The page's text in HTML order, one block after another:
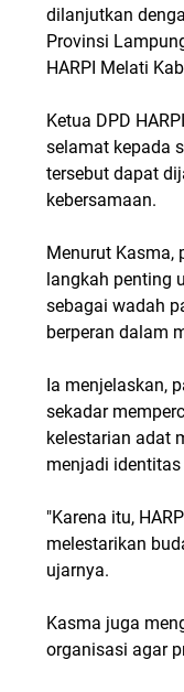
dilanjutkan
Provinsi
HARPI Melati
Ketua DPD
selamat kepada
tersebut dapat
kebersamaan.
Menurut Kasma,
langkah penting
sebagai wadah
berperan dalam
Ia menjelaskan,
sekadar
kelestarian adat
menjadi
"Karena itu,
melestarikan
ujarnya.
Kasma juga
organisasi agar